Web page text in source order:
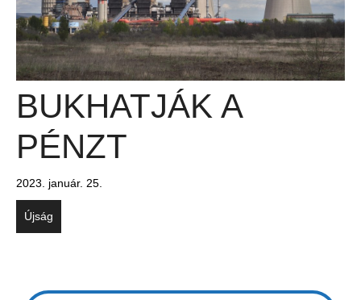
BUKHATJÁK A
PÉNZT
2023. január. 25.
Újság